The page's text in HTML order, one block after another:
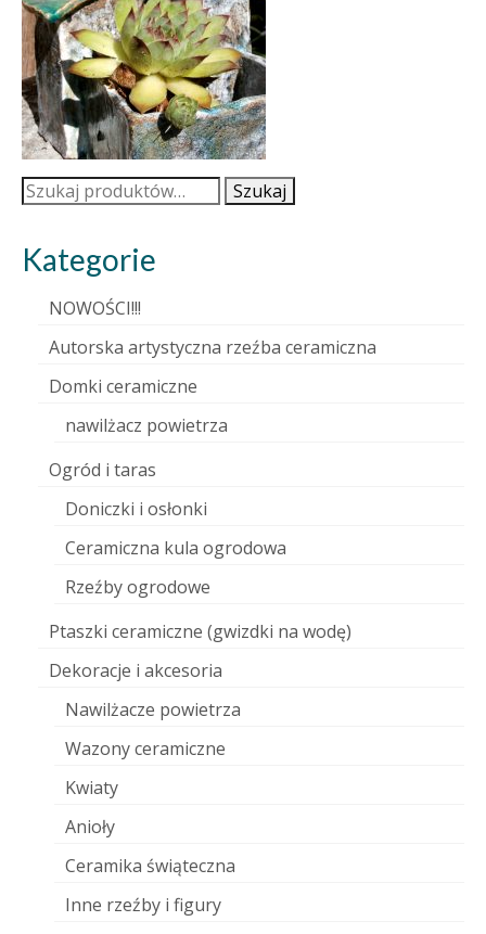
Szukaj: Szukaj
Kategorie
NOWOŚCI!!!
Autorska artystyczna rzeźba ceramiczna
Domki ceramiczne
nawilżacz powietrza
Ogród i taras
Doniczki i osłonki
Ceramiczna kula ogrodowa
Rzeźby ogrodowe
Ptaszki ceramiczne (gwizdki na wodę)
Dekoracje i akcesoria
Nawilżacze powietrza
Wazony ceramiczne
Kwiaty
Anioły
Ceramika świąteczna
Inne rzeźby i figury